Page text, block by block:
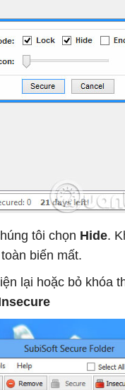
tôi chọn Hide.
biến mất.
lại hoặc bỏ khóa